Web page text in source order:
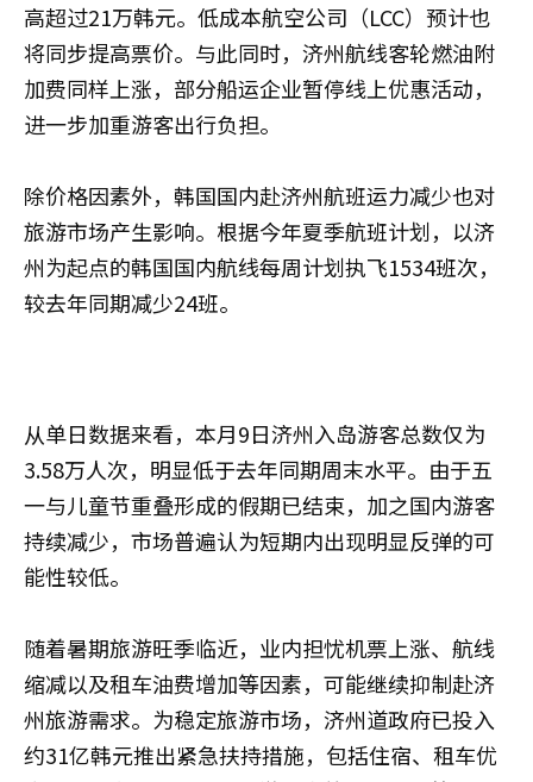
高超过21万韩元。低成本航空公司（LCC）预计也
将同步提高票价。与此同时，济州航线客轮燃油附
加费同样上涨，部分船运企业暂停线上优惠活动，
进一步加重游客出行负担。
除价格因素外，韩国国内赴济州航班运力减少也对
旅游市场产生影响。根据今年夏季航班计划，以济
州为起点的韩国国内航线每周计划执飞1534班次，
较去年同期减少24班。
从单日数据来看，本月9日济州入岛游客总数仅为
3.58万人次，明显低于去年同期周末水平。由于五
一与儿童节重叠形成的假期已结束，加之国内游客
持续减少，市场普遍认为短期内出现明显反弹的可
能性较低。
随着暑期旅游旺季临近，业内担忧机票上涨、航线
缩减以及租车油费增加等因素，可能继续抑制赴济
州旅游需求。为稳定旅游市场，济州道政府已投入
约31亿韩元推出紧急扶持措施，包括住宿、租车优